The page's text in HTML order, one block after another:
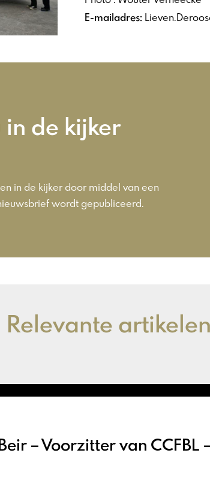
E-mailadres:
de kijker
in de kijker door middel van een
wordt gepubliceerd.
Relevante artikelen
– Voorzitter van CCFBL